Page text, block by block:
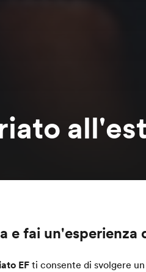
e fai un'esperienza
EFti consente di svolgere